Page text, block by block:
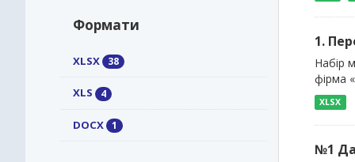
Формати
XLSX 38
XLS 4
DOCX 1
1.
Набір
фірма
XLSX
№1